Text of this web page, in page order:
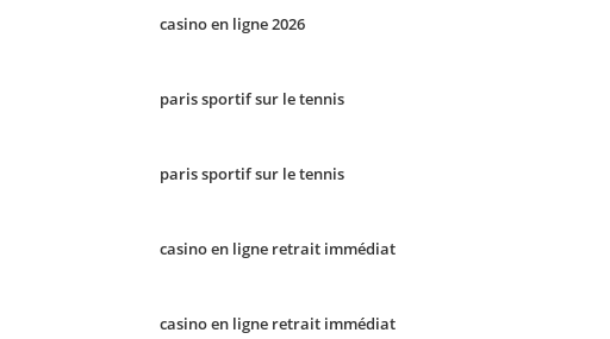
casino en ligne 2026
paris sportif sur le tennis
paris sportif sur le tennis
casino en ligne retrait immédiat
casino en ligne retrait immédiat